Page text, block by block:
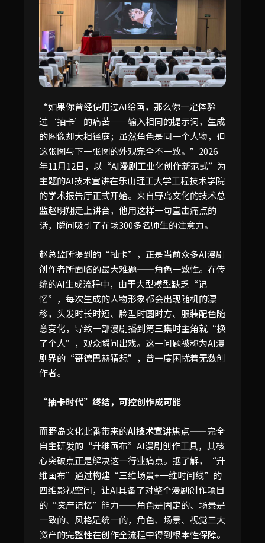
“如果你曾经使用过AI绘画，那么你一定体验
过‘抽卡’的痛苦——输入相同的提示词，生成
的图像却大相径庭；虽然角色是同一个人物，但
这张图与下一张图的外观完全不一致。”2026
年11月12日，以“AI漫剧工业化创作新范式”为
主题的AI技术宣讲在乐山理工大学工程技术学院
的学术报告厅正式开始。来自野岛文化的技术总
监赵明翔走上讲台，他用这样一句直击痛点的
话，瞬间吸引了在场300多名师生的注意力。
赵总监所提到的“抽卡”，正是当前众多AI漫剧
创作者所面临的最大难题——角色一致性。在传
统的AI生成流程中，由于大型模型缺乏“记
忆”，每次生成的人物形象都会出现随机的漂
移，头发时长时短、脸型时圆时方、服装配色随
意变化，导致一部漫剧播到第三集时主角就“换
了个人”，观众瞬间出戏。这一问题被称为AI漫
剧界的“哥德巴赫猜想”，曾一度困扰着无数创
作者。
“抽卡时代”终结，可控创作成可能
而野岛文化此番带来的AI技术宣讲焦点——完全
自主研发的“升维画布”AI漫剧创作工具，其核
心突破点正是解决这一行业痛点。据了解，“升
维画布”通过构建“三维场景+一维时间线”的
四维影视空间，让AI具备了对整个漫剧创作项目
的“资产记忆”能力——角色是固定的、场景是
一致的、风格是统一的，角色、场景、视觉三大
资产的完整性在创作全流程中得到根本性保障。